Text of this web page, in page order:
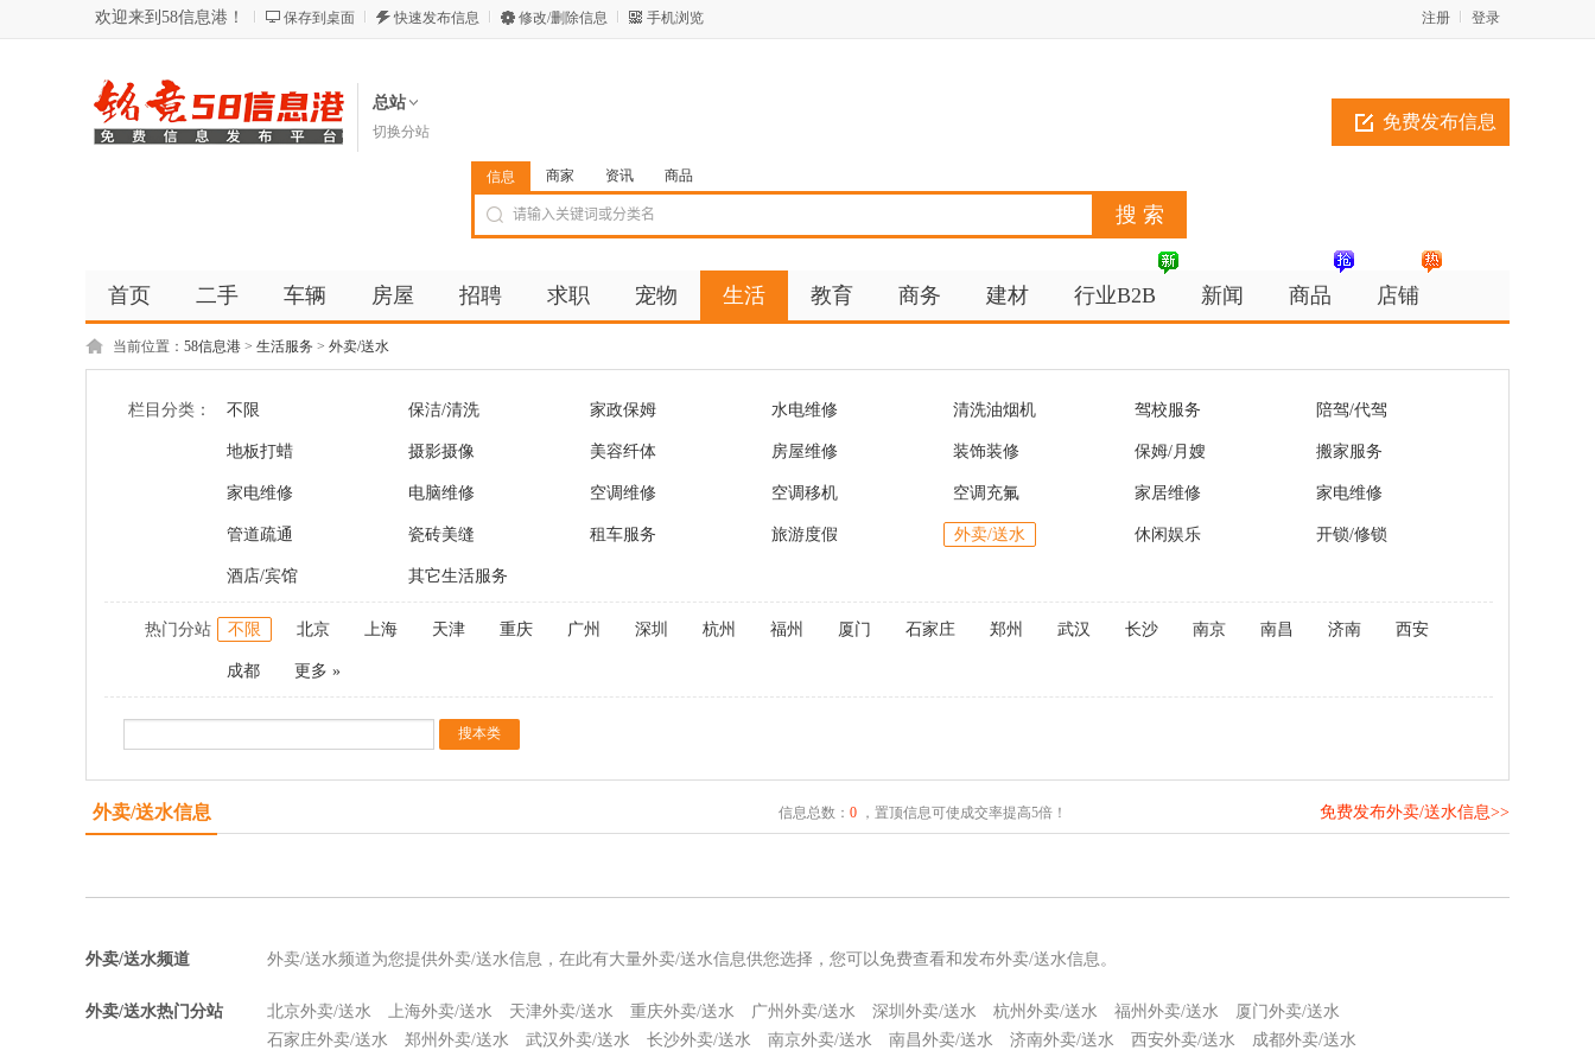
欢迎来到58信息港！ 保存到桌面 快速发布信息 修改/删除信息 手机浏览 登录
注册
总站
切换分站 免费发布信息
信息 商家 资讯 商品
首页 二手 车辆 房屋 招聘 求职 宠物 生活 教育 商务 建材 行业B2B 新闻 商品 店铺
当前位置： 58信息港 > 生活服务 > 外卖/送水
栏目分类： 不限 保洁/清洗 家政保姆 水电维修 清洗油烟机 驾校服务 陪驾/代驾
地板打蜡 摄影摄像 美容纤体 房屋维修 装饰装修 保姆/月嫂 搬家服务
家电维修 电脑维修 空调维修 空调移机 空调充氟 家居维修 家电维修
管道疏通 瓷砖美缝 租车服务 旅游度假 外卖/送水 休闲娱乐 开锁/修锁
酒店/宾馆 其它生活服务
热门分站 不限 北京 上海 天津 重庆 广州 深圳 杭州 福州 厦门 石家庄 郑州 武汉 长沙 南京 南昌 济南 西安
成都 更多 »
外卖/送水信息 信息总数： 0，置顶信息可使成交率提高5倍！ 免费发布外卖/送水信息>>
外卖/送水频道 外卖/送水频道为您提供外卖/送水信息，在此有大量外卖/送水信息供您选择，您可以免费查看和发布外卖/送水信息。
外卖/送水热门分站 北京外卖/送水 上海外卖/送水 天津外卖/送水 重庆外卖/送水 广州外卖/送水 深圳外卖/送水 杭州外卖/送水 福州外卖/送水
厦门外卖/送水
石家庄外卖/送水
郑州外卖/送水 武汉外卖/送水 长沙外卖/送水 南京外卖/送水 南昌外卖/送水 济南外卖/送水 西安外卖/送水 成都外卖/送水